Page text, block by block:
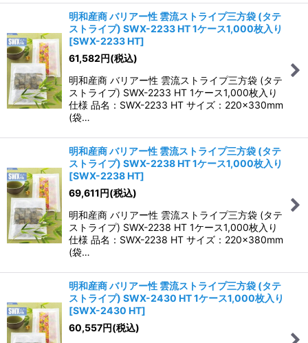
明和産商 バリアー性 雲流ストライプ三方袋 (タテ
ストライプ) SWX-2233 HT 1ケース1,000枚入り
[SWX-2233 HT]
61,582円(税込)
明和産商 バリアー性 雲流ストライプ三方袋 (タテ
ストライプ) SWX-2233 HT 1ケース1,000枚入り
仕様 品名：SWX-2233 HT サイズ：220×330mm
(袋…
明和産商 バリアー性 雲流ストライプ三方袋 (タテ
ストライプ) SWX-2238 HT 1ケース1,000枚入り
[SWX-2238 HT]
69,611円(税込)
明和産商 バリアー性 雲流ストライプ三方袋 (タテ
ストライプ) SWX-2238 HT 1ケース1,000枚入り
仕様 品名：SWX-2238 HT サイズ：220×380mm
(袋…
明和産商 バリアー性 雲流ストライプ三方袋 (タテ
ストライプ) SWX-2430 HT 1ケース1,000枚入り
[SWX-2430 HT]
60,557円(税込)